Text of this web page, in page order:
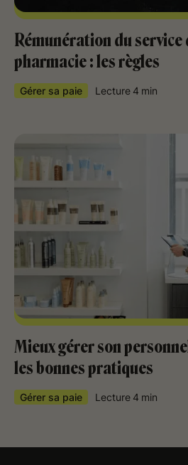
Rémunération du service
pharmacie : les règles
Gérer sa paie Lecture 4 min
Mieux gérer son
les bonnes pratiques
Gérer sa paie Lecture 4 min